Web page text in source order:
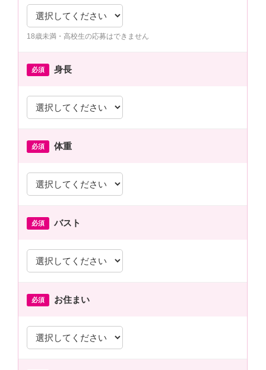
18歳未満・高校生の応募はできません
必須 身長
必須 体重
必須 バスト
必須 お住まい